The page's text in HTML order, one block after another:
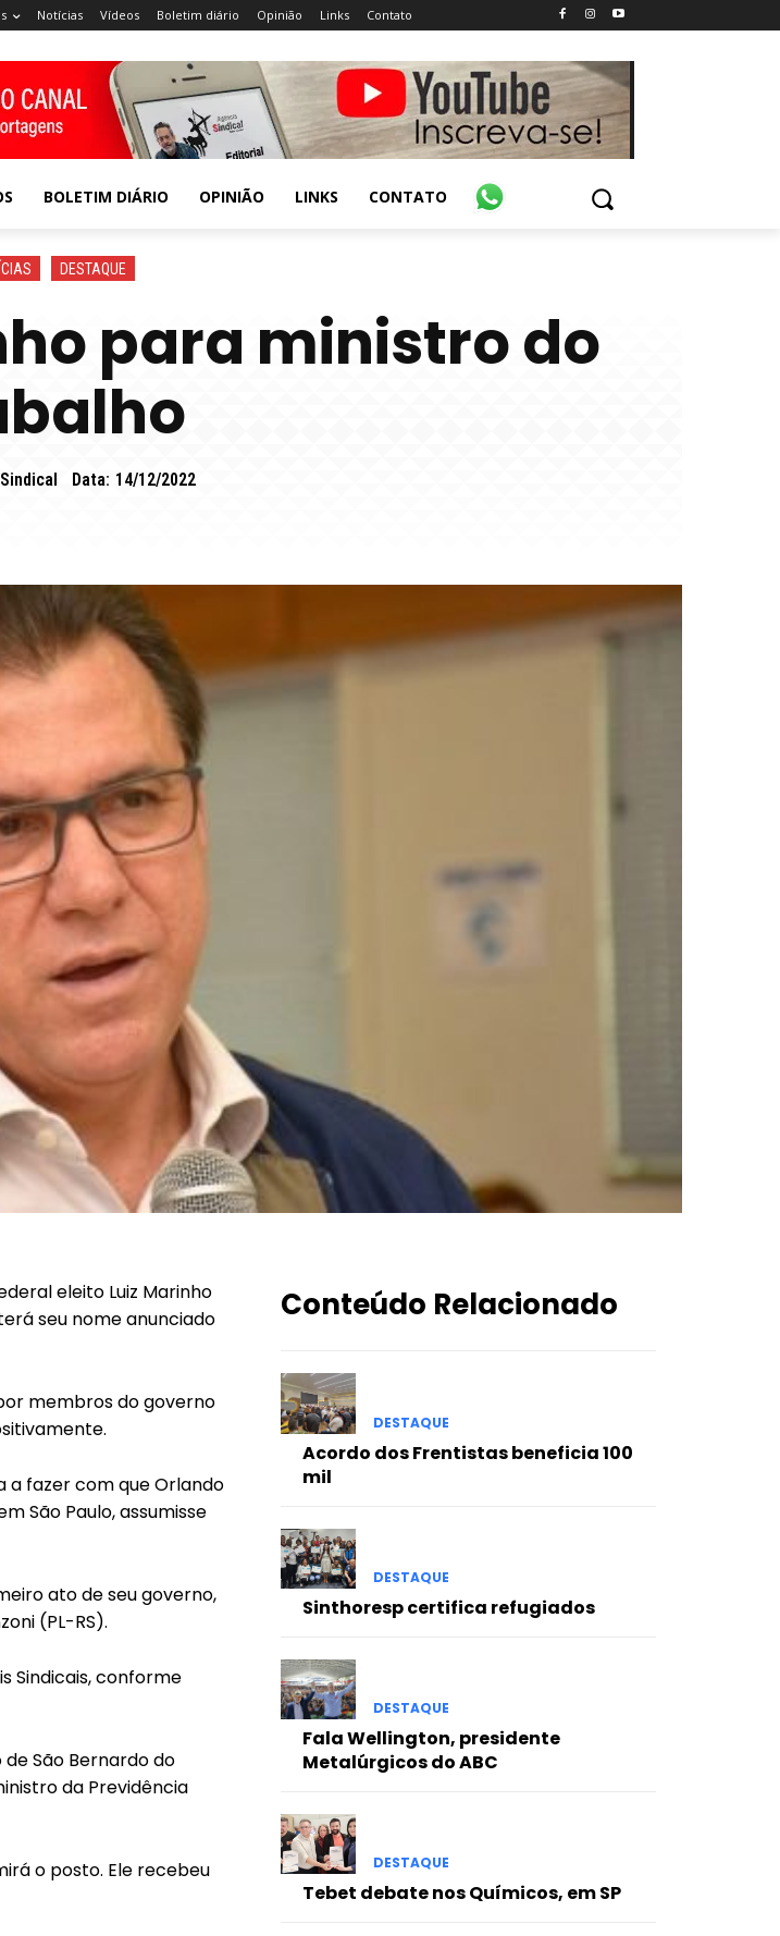
Notícias Vídeos Boletim diário Opinião Links Contato
BOLETIM DIÁRIO OPINIÃO LINKS CONTATO
DESTAQUE
para ministro do
Data: 14/12/2022
eleito Luiz Marinho
seu nome anunciado
membros do governo
a fazer com que Orlando
São Paulo, assumisse
ato de seu governo,
(PL-RS).
Sindicais, conforme
São Bernardo do
da Previdência
o posto. Ele recebeu
Conteúdo Relacionado
DESTAQUE
Acordo dos Frentistas beneficia 100
mil
DESTAQUE
Sinthoresp certifica refugiados
DESTAQUE
Fala Wellington, presidente
Metalúrgicos do ABC
DESTAQUE
Tebet debate nos Químicos, em SP